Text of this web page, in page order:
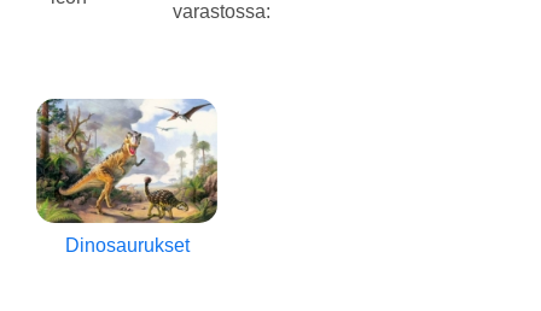
varastossa:
Dinosaurukset